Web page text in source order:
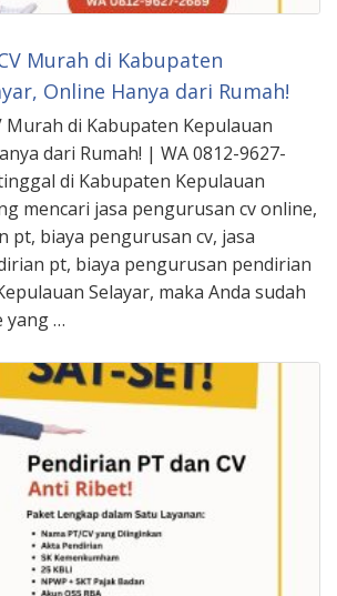
Murah di Kabupaten
Online Hanya dari Rumah!
Murah di Kabupaten Kepulauan
dari Rumah! | WA 0812-9627-
di Kabupaten Kepulauan
mencari jasa pengurusan cv online,
pt, biaya pengurusan cv, jasa
pt, biaya pengurusan pendirian
Selayar, maka Anda sudah
yang …